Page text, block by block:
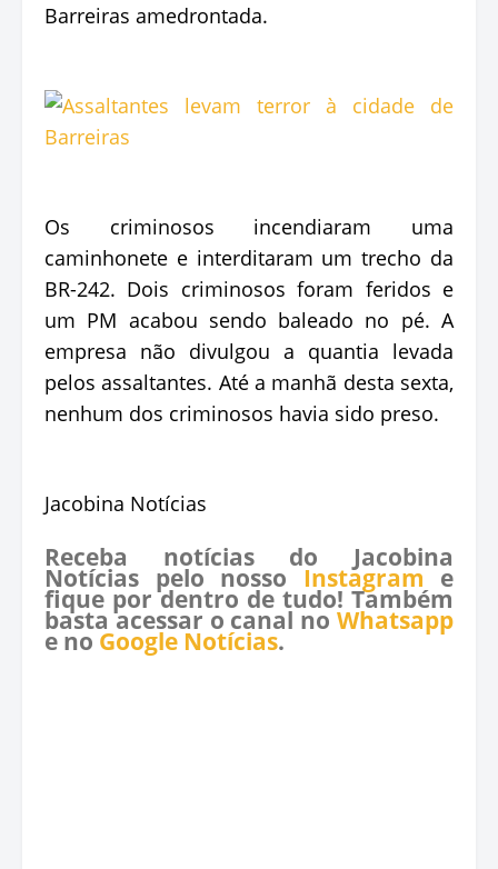
Barreiras amedrontada.
Os criminosos incendiaram uma
caminhonete e interditaram um trecho da
BR-242. Dois criminosos foram feridos e
um PM acabou sendo baleado no pé. A
empresa não divulgou a quantia levada
pelos assaltantes. Até a manhã desta sexta,
nenhum dos criminosos havia sido preso.
Jacobina Notícias
Receba notícias do Jacobina
Notícias pelo nosso Instagram e
fique por dentro de tudo! Também
basta acessar o canal no Whatsapp
e no Google Notícias.